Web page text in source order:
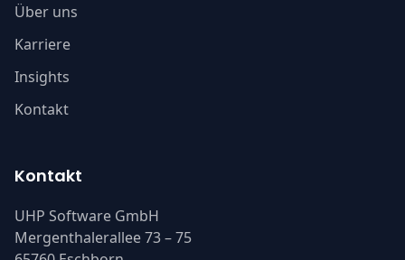
Über uns
Karriere
Insights
Kontakt
Kontakt
UHP Software GmbH
Mergenthalerallee 73 – 75